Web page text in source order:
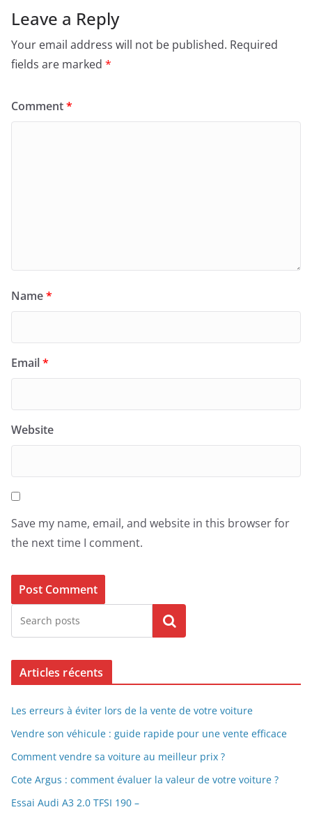
Leave a Reply
Your email address will not be published. Required
fields are marked *
Comment*
Name*
Email*
Website
Save my name, email, and website in this browser for
the next time I comment.
Search
Articles récents
Les erreurs à éviter lors de la vente de votre voiture
Vendre son véhicule : guide rapide pour une vente efficace
Comment vendre sa voiture au meilleur prix ?
Cote Argus : comment évaluer la valeur de votre voiture ?
Essai Audi A3 2.0 TFSI 190 –